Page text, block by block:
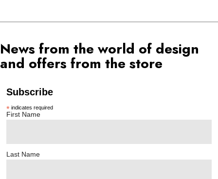
News from the world of design
and offers from the store
Subscribe
* indicates required
First Name
Last Name